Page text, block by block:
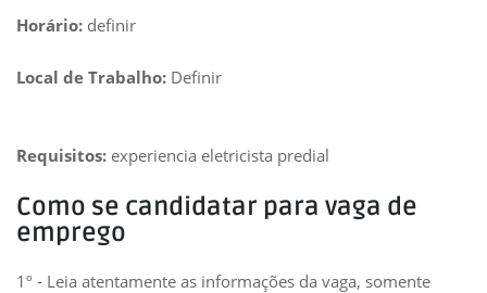
Horário: definir
Local de Trabalho: Definir
Requisitos: experiencia eletricista predial
Como se candidatar para vaga de
emprego
1º - Leia atentamente as informações da vaga, somente